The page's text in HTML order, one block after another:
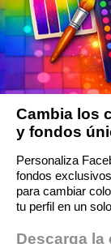
Cambia los
y fondos
Personaliza
fondos
para cambiar
tu perfil en un
Descarga la